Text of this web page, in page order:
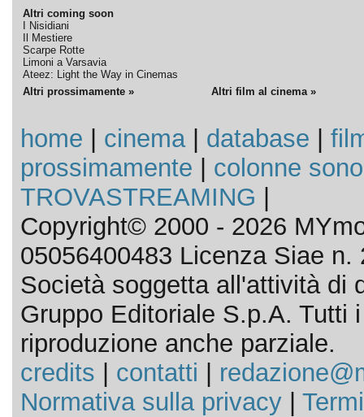
Altri coming soon
I Nisidiani
Il Mestiere
Scarpe Rotte
Limoni a Varsavia
Ateez: Light the Way in Cinemas
Altri prossimamente » Altri film al cinema »
home cinema| database
prossimamente
colonne
TROVASTREAMING
Copyright© 2000 - 2026
05056400483 Licenza Siae n.
Società soggetta all'attività di
Gruppo Editoriale S.p.A. Tutti
riproduzione anche parziale.
credits
contatti
Normativa sulla privacy|